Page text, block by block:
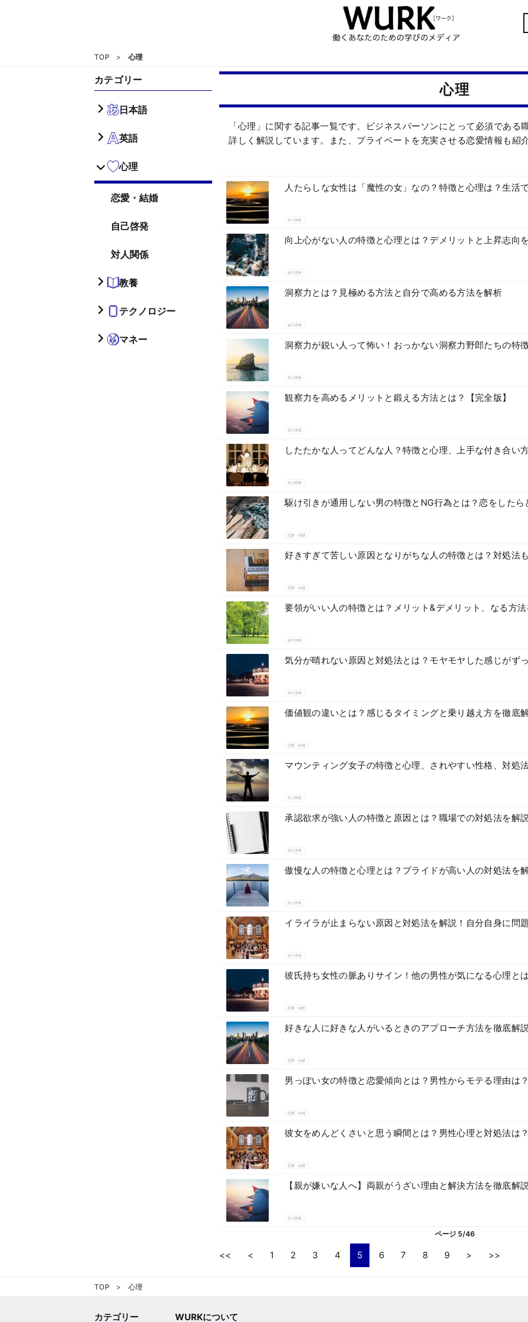
TOP 心理
カテゴリー
日本語
英語
心理
恋愛・結婚
自己啓発
対人関係
教養
テクノロジー
マネー
心理
「心理」に関する記事一覧です。ビジネスパーソンにとって必須である
詳しく解説しています。また、プライベートを充実させる恋愛情報も紹
人たらしな女性は「魔性の女」なの？特徴と心理は？生活
対人関係
向上心がない人の特徴と心理とは？デメリットと上昇志向
自己啓発
洞察力とは？見極める方法と自分で高める方法を解析
自己啓発
洞察力が鋭い人って怖い！おっかない洞察力野郎たちの特
対人関係
観察力を高めるメリットと鍛える方法とは？【完全版】
自己啓発
したたかな人ってどんな人？特徴と心理、上手な付き合い
対人関係
駆け引きが通用しない男の特徴とNG行為とは？恋をしたら
恋愛・結婚
好きすぎて苦しい原因となりがちな人の特徴とは？対処法
恋愛・結婚
要領がいい人の特徴とは？メリット&デメリット、なる方
自己啓発
気分が晴れない原因と対処法とは？モヤモヤした感じがず
自己啓発
価値観の違いとは？感じるタイミングと乗り越え方を徹底
恋愛・結婚
マウンティング女子の特徴と心理、されやすい性格、対処
対人関係
承認欲求が強い人の特徴と原因とは？職場での対処法を解
自己啓発
傲慢な人の特徴と心理とは？プライドが高い人の対処法を
対人関係
イライラが止まらない原因と対処法を解説！自分自身に問
自己啓発
彼氏持ち女性の脈ありサイン！他の男性が気になる心理と
恋愛・結婚
好きな人に好きな人がいるときのアプローチ方法を徹底解
恋愛・結婚
男っぽい女の特徴と恋愛傾向とは？男性からモテる理由は
恋愛・結婚
彼女をめんどくさいと思う瞬間とは？男性心理と対処法は？
恋愛・結婚
【親が嫌いな人へ】両親がうざい理由と解決方法を徹底解
対人関係
ページ 5/46
<< < 1 2 3 4 5 6 7 8 9 > >>
TOP 心理
カテゴリー WURKについて